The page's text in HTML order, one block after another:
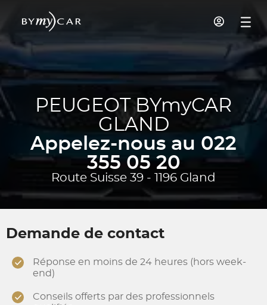
PEUGEOT BYmyCAR
GLAND
Appelez-nous au 022
355 05 20
Route Suisse 39 - 1196 Gland
Demande de contact
Réponse en moins de 24 heures (hors week-
end)
Conseils offerts par des professionnels